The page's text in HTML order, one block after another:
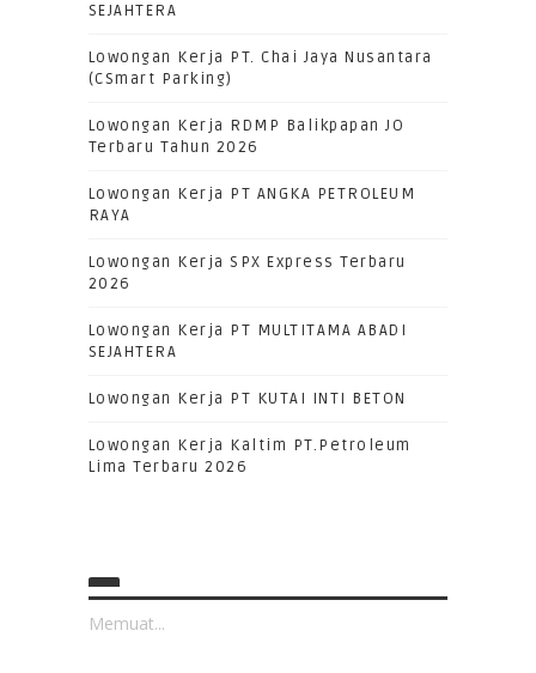
SEJAHTERA
Lowongan Kerja PT. Chai Jaya Nusantara
(CSmart Parking)
Lowongan Kerja RDMP Balikpapan JO
Terbaru Tahun 2026
Lowongan Kerja PT ANGKA PETROLEUM
RAYA
Lowongan Kerja SPX Express Terbaru
2026
Lowongan Kerja PT MULTITAMA ABADI
SEJAHTERA
Lowongan Kerja PT KUTAI INTI BETON
Lowongan Kerja Kaltim PT.Petroleum
Lima Terbaru 2026
Memuat...